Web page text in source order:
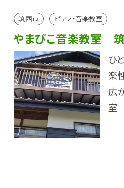
筑西市 ピアノ・音楽教室
やまびこ音楽教室
ひ
楽
広
室